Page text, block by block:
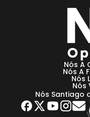
Nós A
Nós A
Nós
Nós
Nós Santiago